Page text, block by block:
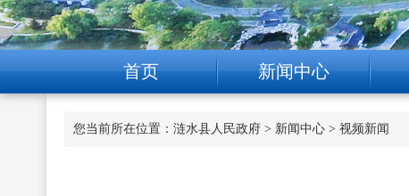
首页 新闻中心
您当前所在位置： 涟水县人民政府 > 新闻中心 > 视频新闻